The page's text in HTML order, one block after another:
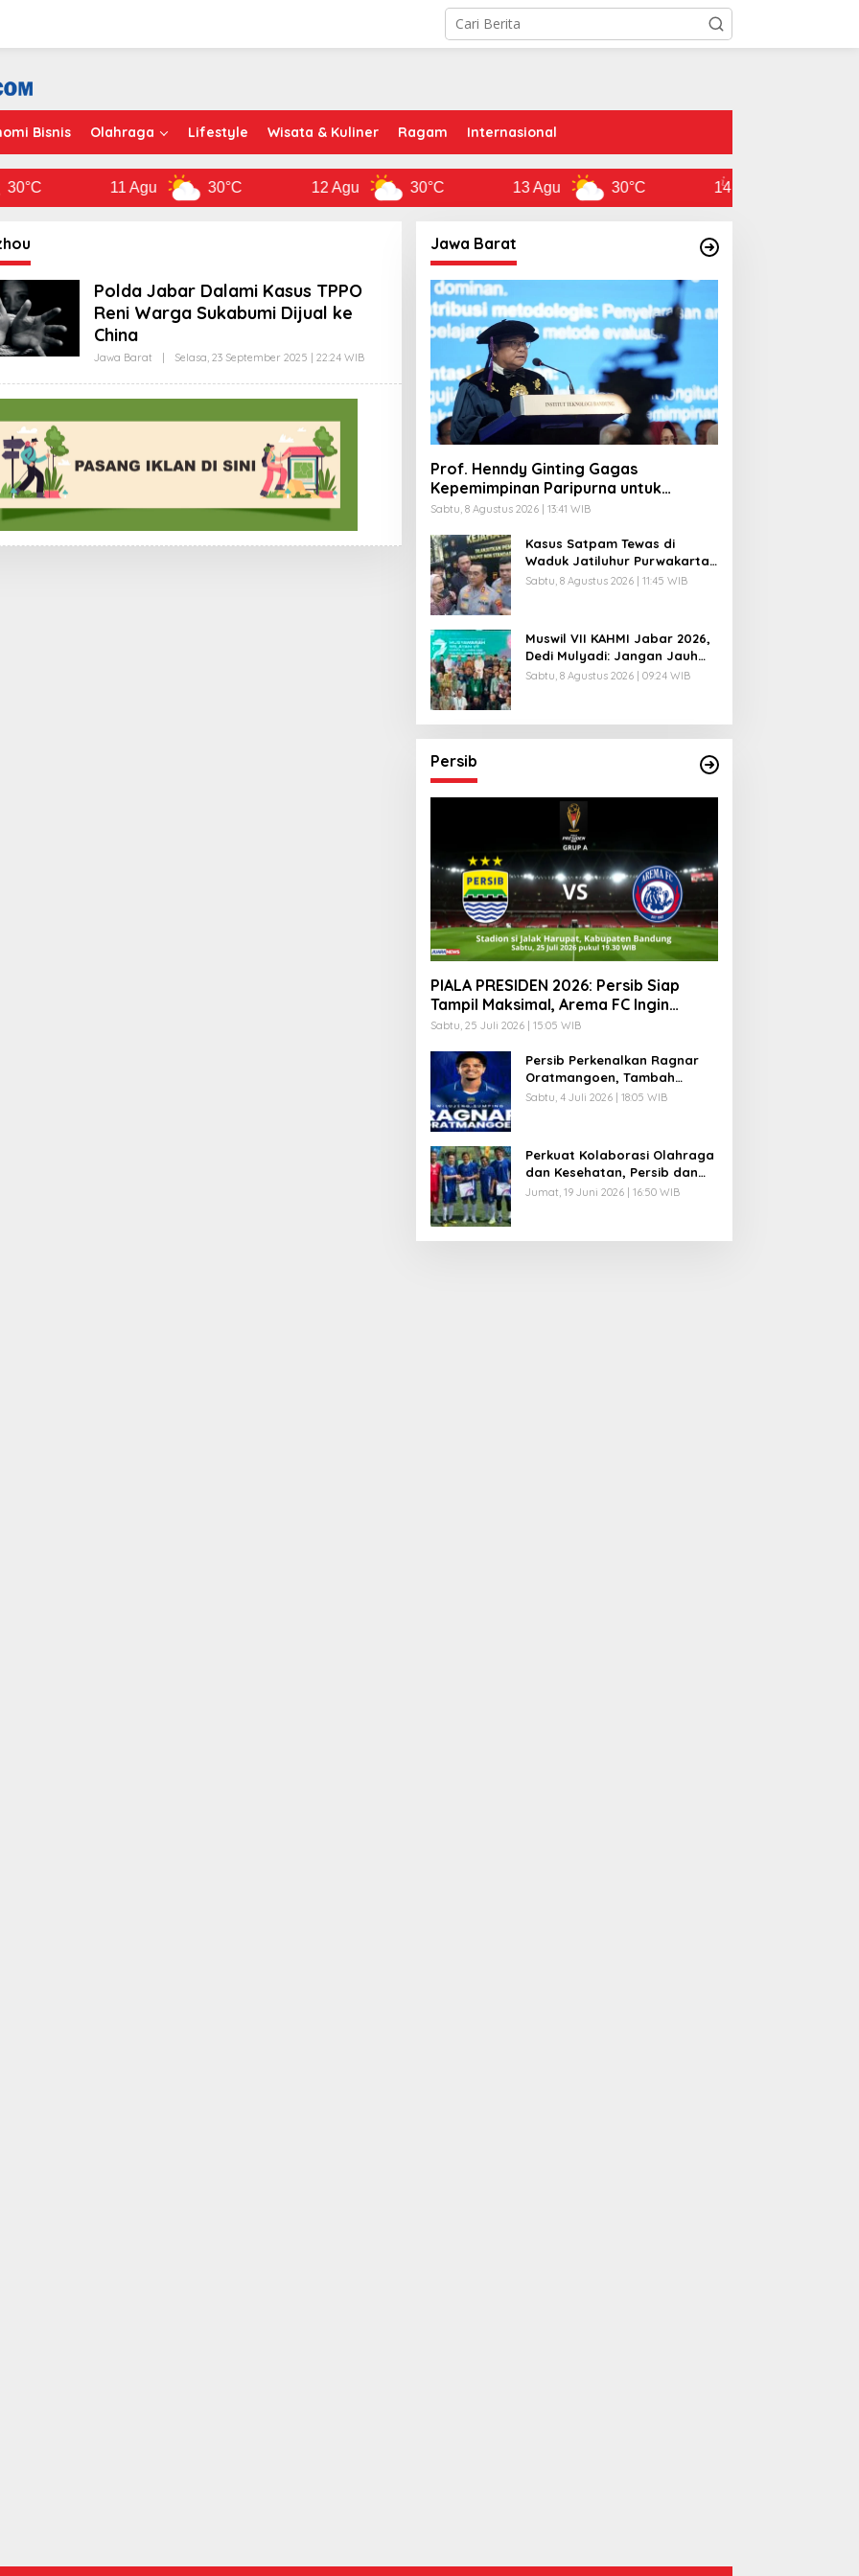
Bisnis Olahraga Lifestyle Wisata & Kuliner Ragam Internasional
11 Agu 30°C 12 Agu 30°C 13 Agu 30°C 14 Agu
Polda Jabar Dalami Kasus TPPO
Reni Warga Sukabumi Dijual ke
China
Jawa Barat Selasa, 23 September 2025 | 22:24 WIBO
E
A
Jawa Barat
Prof. Henndy Ginting Gagas
Kepemimpinan Paripurna untuk
Pemimpin Masa Depan
Sabtu, 8 Agustus 2026 | 13:41 WIB
Kasus Satpam Tewas di
Waduk Jatiluhur Purwakarta,
Polisi Duga Pelaku Lebih dari 1
Sabtu, 8 Agustus 2026 | 11:45 WIB
Muswil VII KAHMI Jabar 2026,
Dedi Mulyadi: Jangan Jauh
dari Rakyat di Era Digital
Sabtu, 8 Agustus 2026 | 09:24 WIB
Persib
PIALA PRESIDEN 2026: Persib Siap
Tampil Maksimal, Arema FC Ingin
Lanjutkan Tradisi Juara
Sabtu, 25 Juli 2026 | 15:05 WIB
Persib Perkenalkan Ragnar
Oratmangoen, Tambah
Kekuatan Lini Serang Maung
Sabtu, 4 Juli 2026 | 18:05 WIB
Perkuat Kolaborasi Olahraga
dan Kesehatan, Persib dan
Combiphar Gelar Friendly
Jumat, 19 Juni 2026 | 16:50 WIB